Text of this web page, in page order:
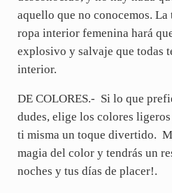
aquello que no conocemos.
ropa interior femenina hará
explosivo y salvaje que todas
interior.
DE COLORES.- Si lo que
dudes, elige los colores
ti misma un toque divertido.
magia del color y tendrás un
noches y tus días de placer!.